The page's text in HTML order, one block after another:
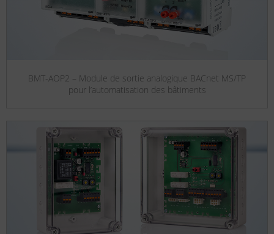
BMT-AOP2 – Module de sortie analogique BACnet MS/TP
pour l’automatisation des bâtiments